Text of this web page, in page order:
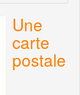
Une
carte
postale